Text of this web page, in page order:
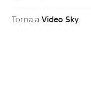
Torna a Video Sky